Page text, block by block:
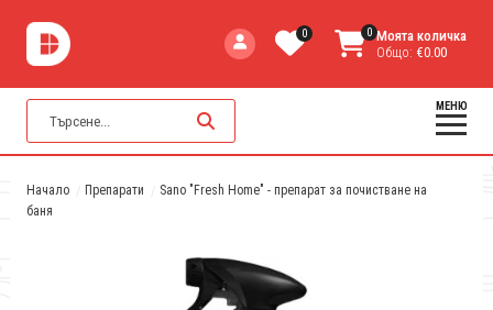
0 0 Моята количка
Общо: €0.00
МЕНЮ
Начало Препарати
Sano "Fresh Home" - препарат за почистване на
баня